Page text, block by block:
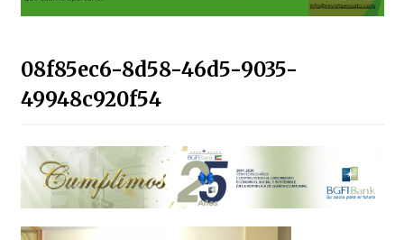
4 de julio de 2024
Oliveira Burupu: “Turismo y Paz como vías
para un desarrollo sostenible”
27 de septiembre de 2024
asegurada para toda la familia
1 de febrero de 2025
Casa África lanza la 16ª edición de su Premio de
08f85ec6-8d58-46d5-9035-
49948c920f54